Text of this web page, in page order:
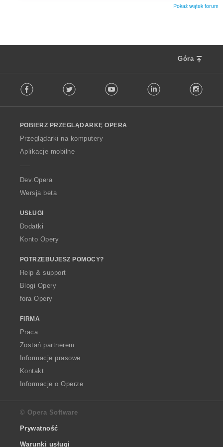
Pokaż wątek forum
Góra
o
w
O
p
a
Facebook Twitter Youtube LinkedIn
POBIERZ PRZEGLĄDARKĘ OPERA
Przeglądarki na komputery
Aplikacje mobilne
Dev.Opera
Wersja beta
USŁUGI
Dodatki
Konto Opery
POTRZEBUJESZ POMOCY?
Help & support
Blogi Opery
fora Opery
FIRMA
Praca
Zostań partnerem
Informacje prasowe
Kontakt
Informacje o Operze
© Opera Software
Prywatność
Warunki usługi